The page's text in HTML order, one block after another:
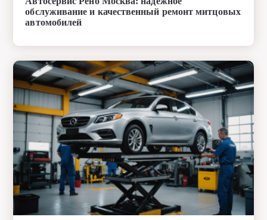
11:35, 7 мая 2026
Профессиональный сход-развал в Москве ЮАО:
качество и надежность для вашего авто